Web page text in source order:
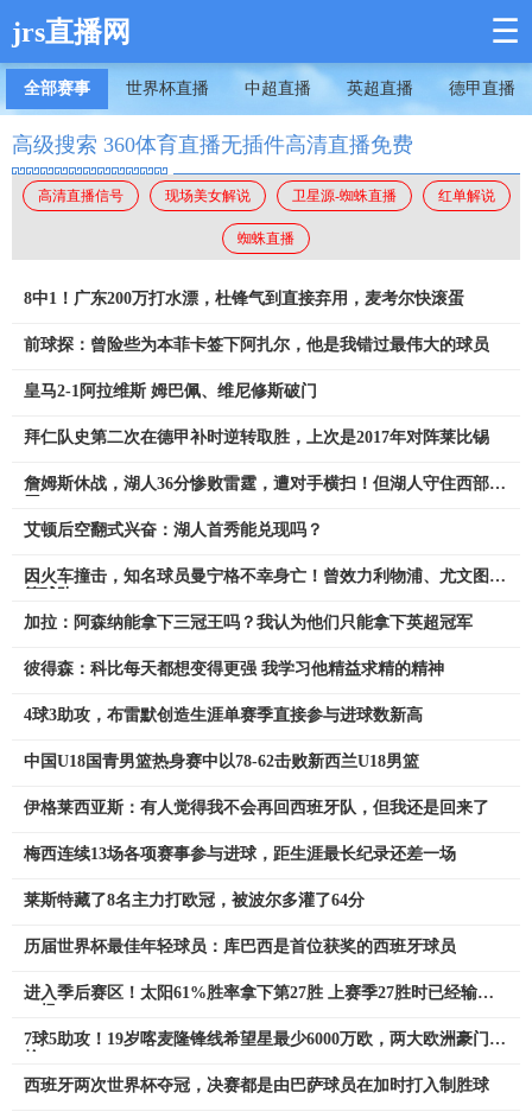
jrs直播网 ☰
全部赛事 世界杯直播 中超直播 英超直播 德甲直播
高级搜索 360体育直播无插件高清直播免费
高清直播信号 现场美女解说 卫星源-蜘蛛直播 红单解说
蜘蛛直播
8中1！广东200万打水漂，杜锋气到直接弃用，麦考尔快滚蛋
前球探：曾险些为本菲卡签下阿扎尔，他是我错过最伟大的球员
皇马2-1阿拉维斯 姆巴佩、维尼修斯破门
拜仁队史第二次在德甲补时逆转取胜，上次是2017年对阵莱比锡
詹姆斯休战，湖人36分惨败雷霆，遭对手横扫！但湖人守住西部第
艾顿后空翻式兴奋：湖人首秀能兑现吗？
因火车撞击，知名球员曼宁格不幸身亡！曾效力利物浦、尤文图斯
加拉：阿森纳能拿下三冠王吗？我认为他们只能拿下英超冠军
彼得森：科比每天都想变得更强 我学习他精益求精的精神
4球3助攻，布雷默创造生涯单赛季直接参与进球数新高
中国U18国青男篮热身赛中以78-62击败新西兰U18男篮
伊格莱西亚斯：有人觉得我不会再回西班牙队，但我还是回来了
梅西连续13场各项赛事参与进球，距生涯最长纪录还差一场
莱斯特藏了8名主力打欧冠，被波尔多灌了64分
历届世界杯最佳年轻球员：库巴西是首位获奖的西班牙球员
进入季后赛区！太阳61%胜率拿下第27胜 上赛季27胜时已经输了
7球5助攻！19岁喀麦隆锋线希望星最少6000万欧，两大欧洲豪门争
西班牙两次世界杯夺冠，决赛都是由巴萨球员在加时打入制胜球